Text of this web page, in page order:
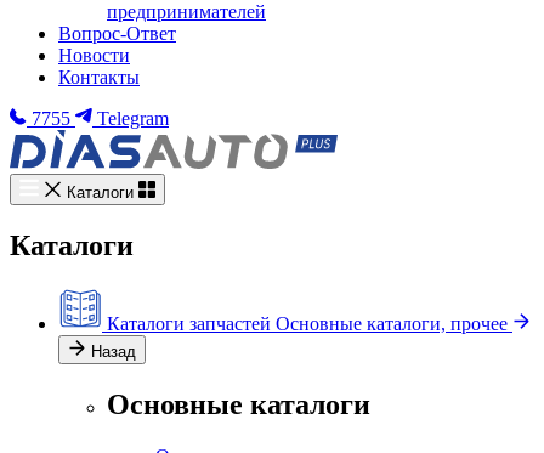
предпринимателей
Вопрос-Ответ
Новости
Контакты
7755
Telegram
Каталоги
Каталоги
Каталоги запчастей Основные каталоги, прочее
Назад
Основные каталоги